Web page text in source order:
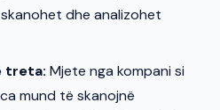
dhe analizohet
treta: Mjete nga kompani si
mund të skanojnë